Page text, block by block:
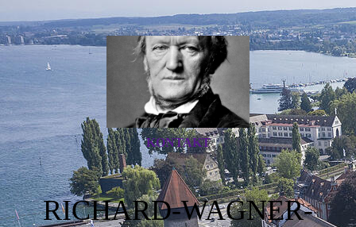
KONTAKT
RICHARD-WAGNER-